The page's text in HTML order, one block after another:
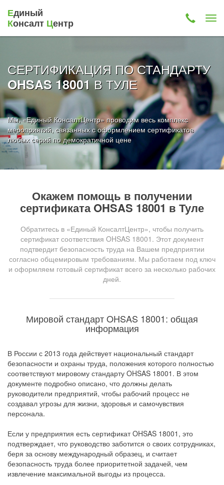
Единый
Консалт Центр
СЕРТИФИКАЦИЯ ПО СТАНДАРТУ
OHSAS 18001В ТУЛЕ
Мы, «Единый КонсалтЦентр» проводим весь комплекс
мероприятий, связанных с оформлением сертификатов
любых серий по демократичной цене
Окажем помощь в получении
сертификата OHSAS 18001 в Туле
Обратитесь в «Единый КонсалтЦентр», чтобы получить
сертификат соответствия OHSAS 18001. Этот документ
подтвердит безопасность труда на Вашем предприятии
согласно общемировым требованиям. Мы работаем под ключ
и оформляем готовый сертификат всего за несколько рабочих
дней.
Мировой стандарт OHSAS 18001: общая
информация
В России с 2013 года действует национальный стандарт
безопасности и охраны труда, положения которого полностью
соответствуют мировому стандарту OHSAS 18001. В этом
документе подробно описано, что должны делать
руководители предприятий, чтобы рабочий процесс не
создавал угрозы для жизни, здоровья и самочувствия
персонала.
Если у предприятия есть сертификат OHSAS 18001, это
подтверждает, что руководство заботится о своих сотрудниках,
беря за основу международный образец, и считает
безопасность труда более приоритетной задачей, чем
извлечение максимальной выгоды из процесса.